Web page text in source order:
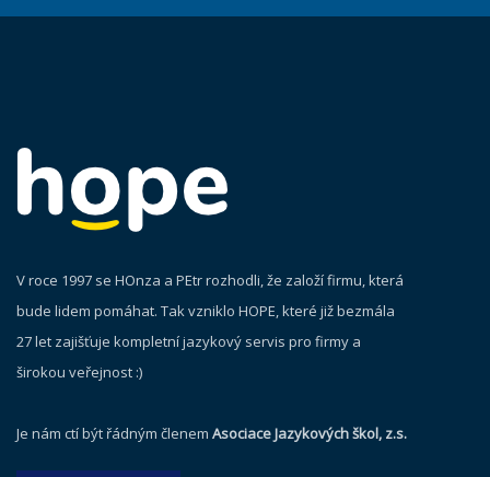
V roce 1997 se HOnza a PEtr rozhodli, že založí firmu, která
bude lidem pomáhat. Tak vzniklo HOPE, které již bezmála
27 let zajišťuje kompletní jazykový servis pro firmy a
širokou veřejnost :)
Je nám ctí být řádným členem Asociace Jazykových škol, z.s.